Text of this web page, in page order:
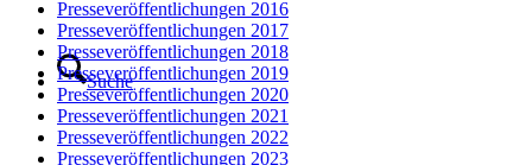
Suche
Presseveröffentlichungen 2016
Presseveröffentlichungen 2017
Presseveröffentlichungen 2018
Presseveröffentlichungen 2019
Presseveröffentlichungen 2020
Presseveröffentlichungen 2021
Presseveröffentlichungen 2022
Presseveröffentlichungen 2023